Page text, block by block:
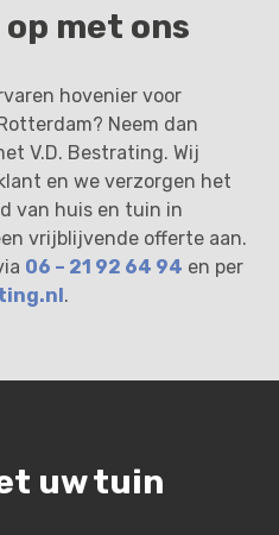
met ons
hovenier voor
Neem dan
V.D. Bestrating. Wij
en we verzorgen het
van huis en tuin in
vrijblijvende offerte aan.
06 – 21 92 64 94 en per
.
uw tuin